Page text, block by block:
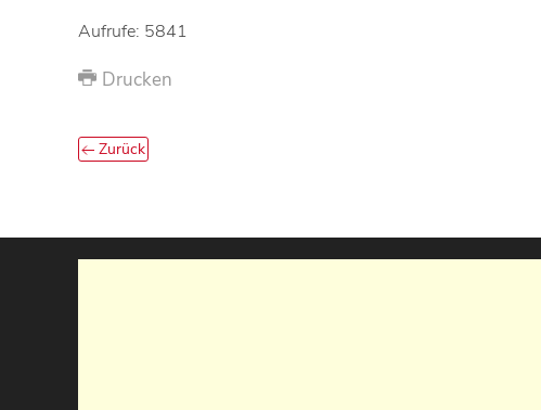
Aufrufe: 5841
Drucken
Zurück